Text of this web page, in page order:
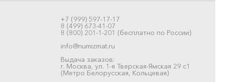
+7 (999) 597-17-17
8 (499) 673-41-07
8 (800) 201-1-201 (бесплатно по России)
info@numizmat.ru
Выдача заказов:
г. Москва, ул. 1-я Тверская-Ямская 29 с1
(Метро Белорусская, Кольцевая)